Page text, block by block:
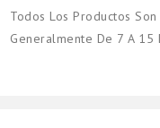
Todos Los Productos
Generalmente De 7 A 15